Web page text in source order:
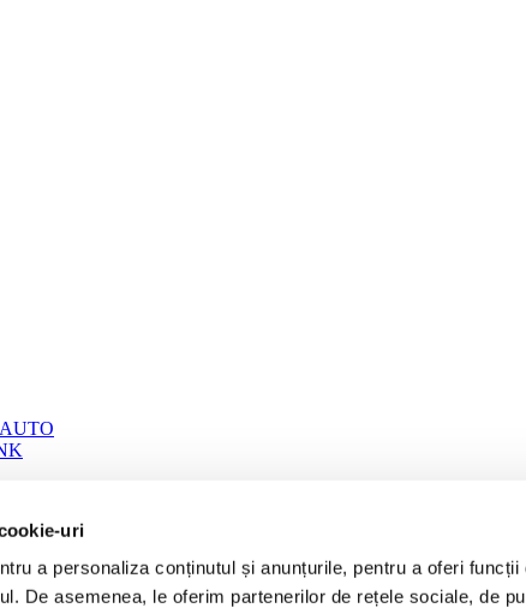
uri
a personaliza conținutul și anunțurile, pentru a oferi
De asemenea, le oferim partenerilor de rețele sociale, de
CNH 5.0L 95 CP